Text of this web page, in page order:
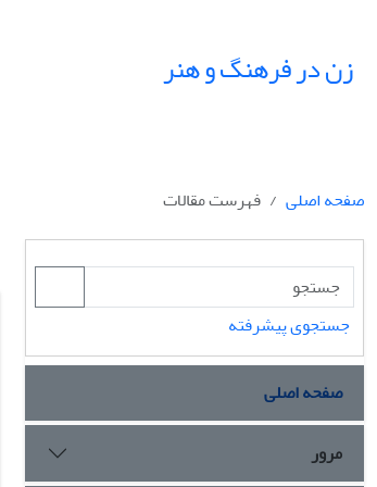
زن در فرهنگ و هنر
صفحه اصلی
فهرست مقالات
جستجوی پیشرفته
صفحه اصلی
مرور